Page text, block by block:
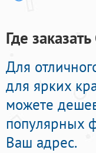
Где
Для
для ярких
можете
популярных
Ваш адрес.